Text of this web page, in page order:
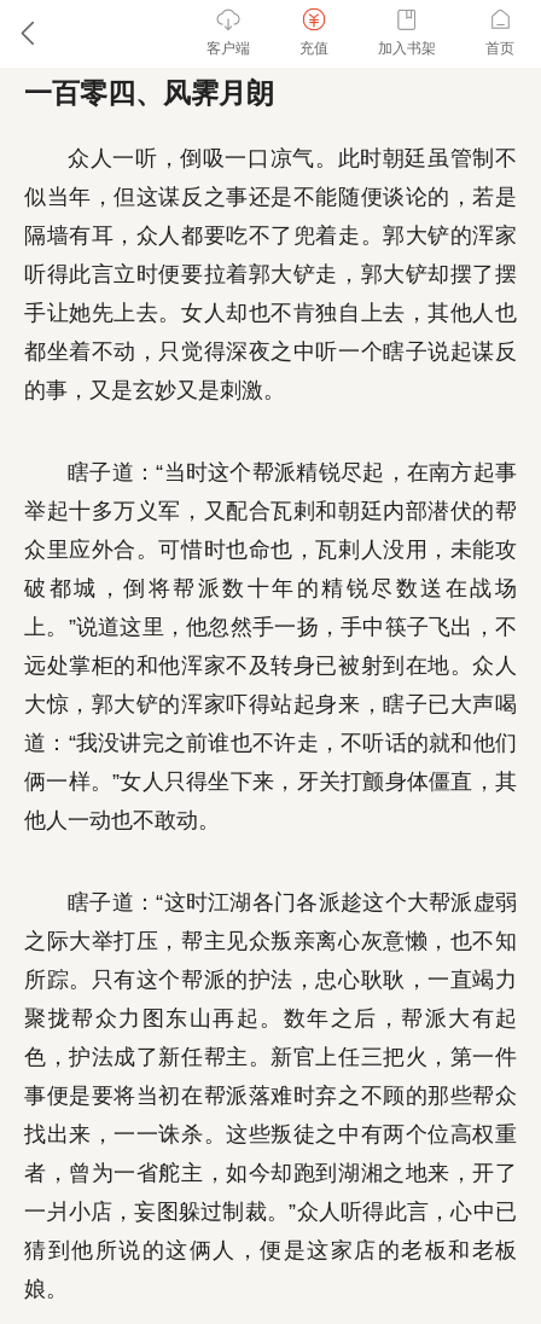
一百零四、风霁月朗
众人一听，倒吸一口凉气。此时朝廷虽管制不
似当年，但这谋反之事还是不能随便谈论的，若是
隔墙有耳，众人都要吃不了兜着走。郭大铲的浑家
听得此言立时便要拉着郭大铲走，郭大铲却摆了摆
手让她先上去。女人却也不肯独自上去，其他人也
都坐着不动，只觉得深夜之中听一个瞎子说起谋反
的事，又是玄妙又是刺激。
瞎子道：“当时这个帮派精锐尽起，在南方起事
举起十多万义军，又配合瓦剌和朝廷内部潜伏的帮
众里应外合。可惜时也命也，瓦剌人没用，未能攻
破都城，倒将帮派数十年的精锐尽数送在战场
上。”说道这里，他忽然手一扬，手中筷子飞出，不
远处掌柜的和他浑家不及转身已被射到在地。众人
大惊，郭大铲的浑家吓得站起身来，瞎子已大声喝
道：“我没讲完之前谁也不许走，不听话的就和他们
俩一样。”女人只得坐下来，牙关打颤身体僵直，其
他人一动也不敢动。
瞎子道：“这时江湖各门各派趁这个大帮派虚弱
之际大举打压，帮主见众叛亲离心灰意懒，也不知
所踪。只有这个帮派的护法，忠心耿耿，一直竭力
聚拢帮众力图东山再起。数年之后，帮派大有起
色，护法成了新任帮主。新官上任三把火，第一件
事便是要将当初在帮派落难时弃之不顾的那些帮众
找出来，一一诛杀。这些叛徒之中有两个位高权重
者，曾为一省舵主，如今却跑到湖湘之地来，开了
一爿小店，妄图躲过制裁。”众人听得此言，心中已
猜到他所说的这俩人，便是这家店的老板和老板
娘。
客户端 充值 加入书架 首页